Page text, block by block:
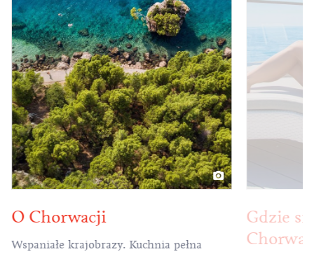
O Chorwacji
Wspaniałe krajobrazy. Kuchnia pełna
Gdzie